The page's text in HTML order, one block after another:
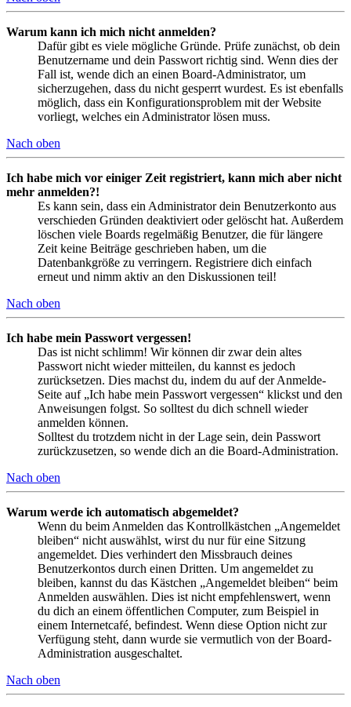
Warum kann ich mich nicht anmelden?
Dafür gibt es viele mögliche Gründe. Prüfe zunächst, ob dein
Benutzername und dein Passwort richtig sind. Wenn dies der
Fall ist, wende dich an einen Board-Administrator, um
sicherzugehen, dass du nicht gesperrt wurdest. Es ist ebenfalls
möglich, dass ein Konfigurationsproblem mit der Website
vorliegt, welches ein Administrator lösen muss.
Nach oben
Ich habe mich vor einiger Zeit registriert, kann mich aber nicht
mehr anmelden?!
Es kann sein, dass ein Administrator dein Benutzerkonto aus
verschieden Gründen deaktiviert oder gelöscht hat. Außerdem
löschen viele Boards regelmäßig Benutzer, die für längere
Zeit keine Beiträge geschrieben haben, um die
Datenbankgröße zu verringern. Registriere dich einfach
erneut und nimm aktiv an den Diskussionen teil!
Nach oben
Ich habe mein Passwort vergessen!
Das ist nicht schlimm! Wir können dir zwar dein altes
Passwort nicht wieder mitteilen, du kannst es jedoch
zurücksetzen. Dies machst du, indem du auf der Anmelde-
Seite auf „Ich habe mein Passwort vergessen“ klickst und den
Anweisungen folgst. So solltest du dich schnell wieder
anmelden können.
Solltest du trotzdem nicht in der Lage sein, dein Passwort
zurückzusetzen, so wende dich an die Board-Administration.
Nach oben
Warum werde ich automatisch abgemeldet?
Wenn du beim Anmelden das Kontrollkästchen „Angemeldet
bleiben“ nicht auswählst, wirst du nur für eine Sitzung
angemeldet. Dies verhindert den Missbrauch deines
Benutzerkontos durch einen Dritten. Um angemeldet zu
bleiben, kannst du das Kästchen „Angemeldet bleiben“ beim
Anmelden auswählen. Dies ist nicht empfehlenswert, wenn
du dich an einem öffentlichen Computer, zum Beispiel in
einem Internetcafé, befindest. Wenn diese Option nicht zur
Verfügung steht, dann wurde sie vermutlich von der Board-
Administration ausgeschaltet.
Nach oben